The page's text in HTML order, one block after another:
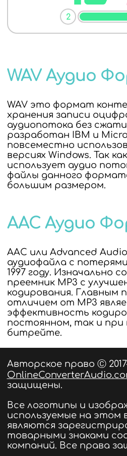
2
WAV Аудио
WAV это формат
хранения записи
аудиопотока без
разработан IBM и
повсеместно
версиях Windows. Так
использует аудио
файлы данного
большим размером.
AAC Аудио
AAC или Advanced
аудиофайла с
1997 году. Изначально
преемник MP3 с
кодирования. Главным
отличием от MP3
эффективность
постоянном, так и при
битрейте.
Авторское право Ⓒ
защищены.
Все логотипы и
используемые на этом
являются
товарными знаками
компаний. Все права